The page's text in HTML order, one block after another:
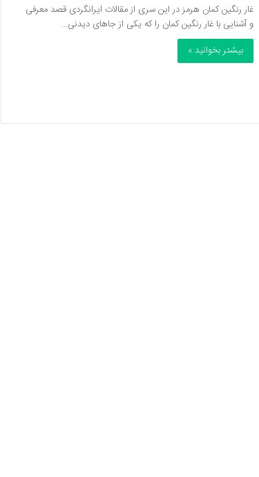
غار رنگین کمان هرمز در این سری از مقالات ایرانگردی قصد معرفی
و آشنایی با غار رنگین کمان را که یکی از جاهای دیدنی…
بیشتر بخوانید »